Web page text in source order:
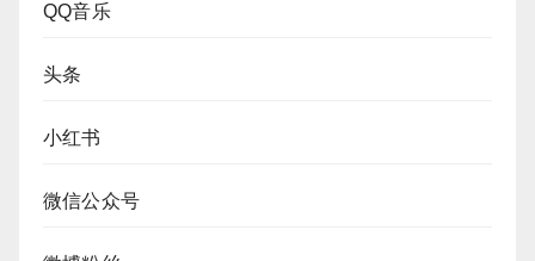
QQ音乐
头条
小红书
微信公众号